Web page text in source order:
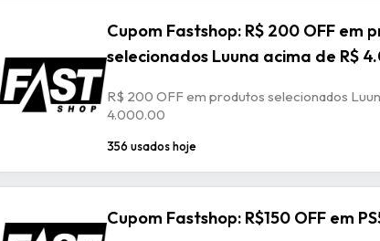
Cupom Fastshop: R$ 200 OFF em
selecionados Luuna acima de R$
R$ 200 OFF em produtos selecionados
4.000.00
356 usados hoje
Cupom Fastshop: R$150 OFF em